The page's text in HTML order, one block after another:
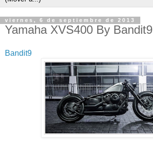
viernes, 6 de septiembre de 2013
Yamaha XVS400 By Bandit9
Bandit9